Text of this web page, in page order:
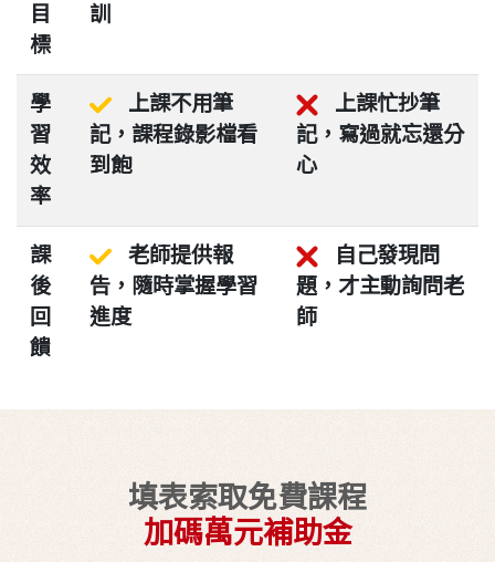
目
標
訓
學
習
效
率
上課不用筆
記，課程錄影檔看
到飽
上課忙抄筆
記，寫過就忘還分
心
課
後
回
饋
老師提供報
告，隨時掌握學習
進度
自己發現問
題，才主動詢問老
師
填表索取免費課程
加碼萬元補助金